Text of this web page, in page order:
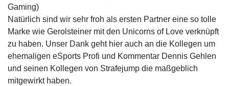
Gaming)
Natürlich sind wir sehr froh als ersten Partner eine so tolle
Marke wie Gerolsteiner mit den Unicorns of Love verknüpft
zu haben. Unser Dank geht hier auch an die Kollegen um
ehemaligen eSports Profi und Kommentar Dennis Gehlen
und seinen Kollegen von Strafejump die maßgeblich
mitgewirkt haben.